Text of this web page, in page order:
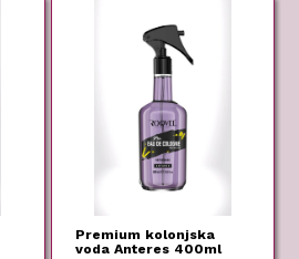
Premium kolonjska
voda Anteres 400ml